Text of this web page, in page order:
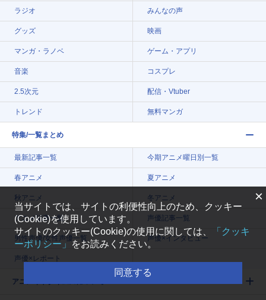
ラジオ みんなの声
グッズ 映画
マンガ・ラノベ ゲーム・アプリ
音楽 コスプレ
2.5次元 配信・Vtuber
トレンド 無料マンガ
特集/一覧まとめ
最新記事一覧 今期アニメ曜日別一覧
春アニメ 夏アニメ
秋アニメ 冬アニメ
アニメ記事一覧 声優記事一覧
男性声優/女性声優一覧 声優×インタビュー
声優×レポート
アニメイトタイムズについて
×
当サイトでは、サイトの利便性向上のため、クッキー
(Cookie)を使用しています。
サイトのクッキー(Cookie)の使用に関しては、
「クッキ
ーポリシー」をお読みください。
同意する